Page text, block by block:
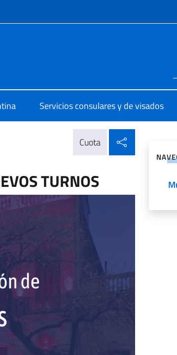
y menú
Servicios consulares y de visados
Cuota
TURNOS